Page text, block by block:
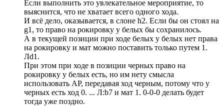
Если выполнить это увлекательное мероприятие, то
выяснится, что не хватает всего одного хода.
И всё дело, оказывается, в слоне h2. Если бы он стоял на
g1, то право на рокировку у белых бы сохранилось.
А в текущей позиции при ходе белых у белых нет права
на рокировку и мат можно поставить только путем 1.
Лd1.
При этом при ходе в позиции черных право на
рокировку у белых есть, но им нету смысла
использовать АР, передавая ход черным, потому что у
черных есть ход 0. ... Л:b7 и мат 1. 0-0-0 делать будет
тогда уже поздно.